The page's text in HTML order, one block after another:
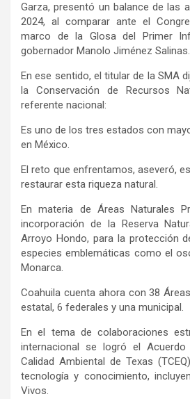
Garza, presentó un balance de las
2024, al comparar ante el
marco de la Glosa del Primer
gobernador Manolo Jiménez Salinas.
En ese sentido, el titular de la SMA
la Conservación de Recursos
referente nacional:
Es uno de los tres estados con
en México.
El reto que enfrentamos, aseveró,
restaurar esta riqueza natural.
En materia de Áreas Naturales
incorporación de la Reserva
Arroyo Hondo, para la protección
especies emblemáticas como el
Monarca.
Coahuila cuenta ahora con 38
estatal, 6 federales y una municipal.
En el tema de colaboraciones
internacional se logró el
Calidad Ambiental de Texas
tecnología y conocimiento,
Vivos.